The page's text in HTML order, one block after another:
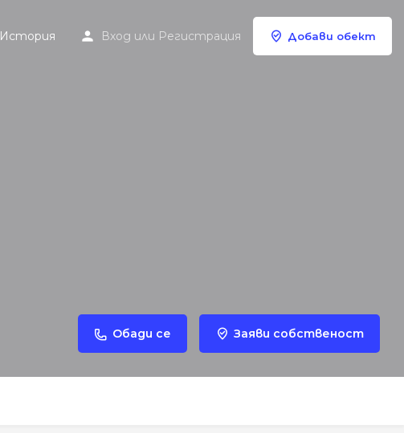
История Вход или Регистрация Добави обект
Обади се Заяви собственост